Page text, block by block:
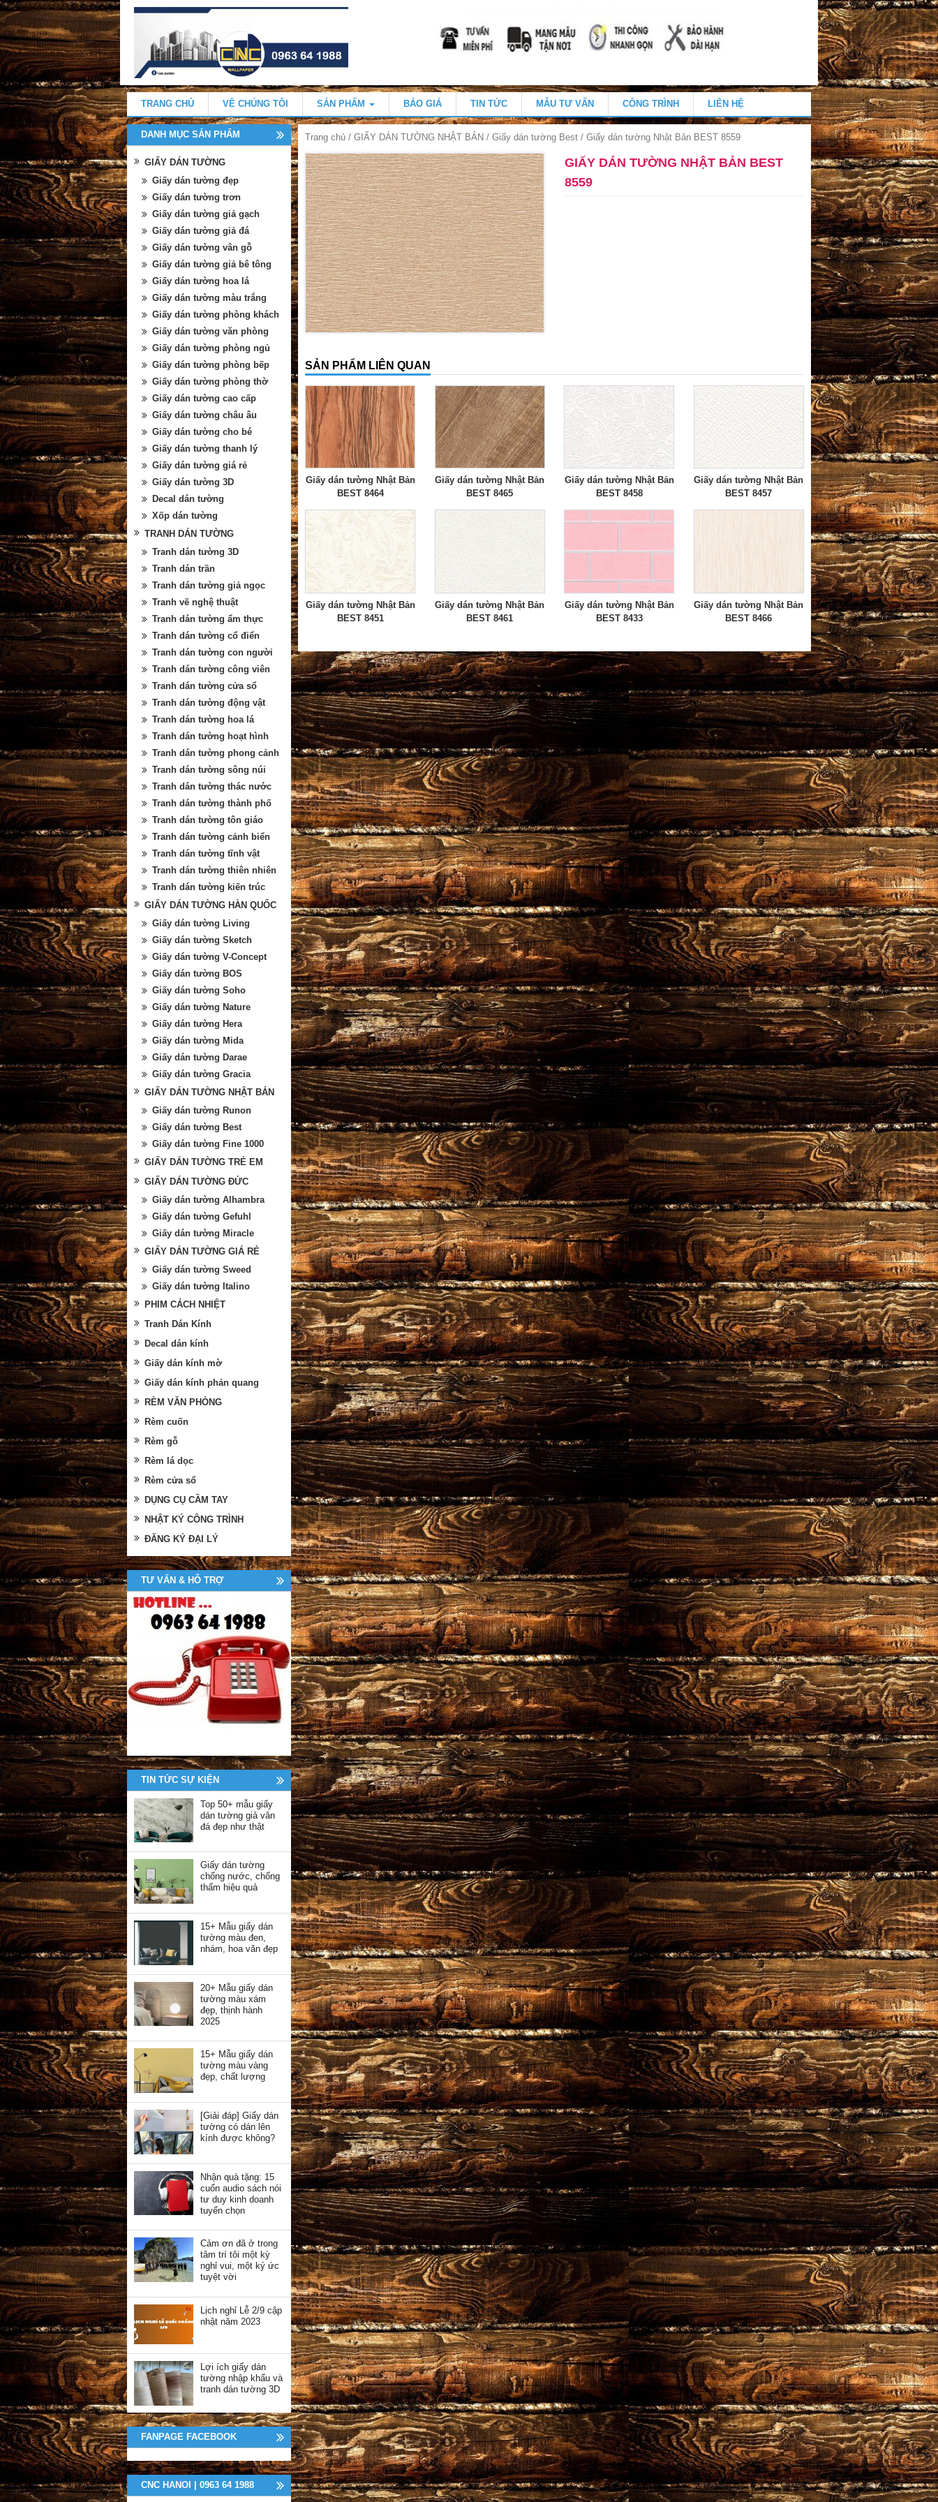
TRANG CHỦ VỀ CHÚNG TÔI SẢN PHẨM BÁO GIÁ TIN TỨC MẪU TƯ VẤN CÔNG TRÌNH LIÊN HỆ
Trang chủ / GIẤY DÁN TƯỜNG NHẬT BẢN / Giấy dán tường Best / Giấy dán tường Nhật Bản BEST 8559
GIẤY DÁN TƯỜNG NHẬT BẢN BEST
8559
SẢN PHẨM LIÊN QUAN
Giấy dán tường Nhật Bản
BEST 8464
Giấy dán tường Nhật Bản
BEST 8465
Giấy dán tường Nhật Bản
BEST 8458
Giấy dán tường Nhật Bản
BEST 8457
Giấy dán tường Nhật Bản
BEST 8451
Giấy dán tường Nhật Bản
BEST 8461
Giấy dán tường Nhật Bản
BEST 8433
Giấy dán tường Nhật Bản
BEST 8466
DANH MỤC SẢN PHẨM
GIẤY DÁN TƯỜNG
Giấy dán tường đẹp
Giấy dán tường trơn
Giấy dán tường giả gạch
Giấy dán tường giả đá
Giấy dán tường vân gỗ
Giấy dán tường giả bê tông
Giấy dán tường hoa lá
Giấy dán tường màu trắng
Giấy dán tường phòng khách
Giấy dán tường văn phòng
Giấy dán tường phòng ngủ
Giấy dán tường phòng bếp
Giấy dán tường phòng thờ
Giấy dán tường cao cấp
Giấy dán tường châu âu
Giấy dán tường cho bé
Giấy dán tường thanh lý
Giấy dán tường giá rẻ
Giấy dán tường 3D
Decal dán tường
Xốp dán tường
TRANH DÁN TƯỜNG
Tranh dán tường 3D
Tranh dán trần
Tranh dán tường giả ngọc
Tranh vẽ nghệ thuật
Tranh dán tường ẩm thực
Tranh dán tường cổ điển
Tranh dán tường con người
Tranh dán tường công viên
Tranh dán tường cửa sổ
Tranh dán tường động vật
Tranh dán tường hoa lá
Tranh dán tường hoạt hình
Tranh dán tường phong cảnh
Tranh dán tường sông núi
Tranh dán tường thác nước
Tranh dán tường thành phố
Tranh dán tường tôn giáo
Tranh dán tường cảnh biển
Tranh dán tường tĩnh vật
Tranh dán tường thiên nhiên
Tranh dán tường kiến trúc
GIẤY DÁN TƯỜNG HÀN QUỐC
Giấy dán tường Living
Giấy dán tường Sketch
Giấy dán tường V-Concept
Giấy dán tường BOS
Giấy dán tường Soho
Giấy dán tường Nature
Giấy dán tường Hera
Giấy dán tường Mida
Giấy dán tường Darae
Giấy dán tường Gracia
GIẤY DÁN TƯỜNG NHẬT BẢN
Giấy dán tường Runon
Giấy dán tường Best
Giấy dán tường Fine 1000
GIẤY DÁN TƯỜNG TRẺ EM
GIẤY DÁN TƯỜNG ĐỨC
Giấy dán tường Alhambra
Giấy dán tường Gefuhl
Giấy dán tường Miracle
GIẤY DÁN TƯỜNG GIÁ RẺ
Giấy dán tường Sweed
Giấy dán tường Italino
PHIM CÁCH NHIỆT
Tranh Dán Kính
Decal dán kính
Giấy dán kính mờ
Giấy dán kính phản quang
RÈM VĂN PHÒNG
Rèm cuốn
Rèm gỗ
Rèm lá dọc
Rèm cửa sổ
DỤNG CỤ CẦM TAY
NHẬT KÝ CÔNG TRÌNH
ĐĂNG KÝ ĐẠI LÝ
TƯ VẤN & HỖ TRỢ
TIN TỨC SỰ KIỆN
Top 50+ mẫu giấy
dán tường giả vân
đá đẹp như thật
Giấy dán tường
chống nước, chống
thấm hiệu quả
15+ Mẫu giấy dán
tường màu đen,
nhám, hoa văn đẹp
20+ Mẫu giấy dán
tường màu xám
đẹp, thịnh hành
2025
15+ Mẫu giấy dán
tường màu vàng
đẹp, chất lượng
[Giải đáp] Giấy dán
tường có dán lên
kính được không?
Nhận quà tặng: 15
cuốn audio sách nói
tư duy kinh doanh
tuyển chọn
Cảm ơn đã ở trong
tâm trí tôi một kỳ
nghỉ vui, một ký ức
tuyệt vời
Lịch nghỉ Lễ 2/9 cập
nhật năm 2023
Lợi ích giấy dán
tường nhập khẩu và
tranh dán tường 3D
FANPAGE FACEBOOK
CNC HANOI | 0963 64 1988